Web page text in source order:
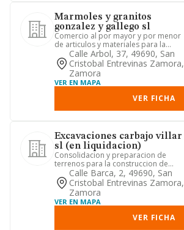
Marmoles y granitos
gonzalez y gallego sl
Comercio al por mayor y por menor
de articulos y materiales para la
construccion y ornamentacion de...
Calle Arbol, 37, 49690, San
Cristobal Entrevinas Zamora,
Zamora
VER EN MAPA
VER FICHA
Excavaciones carbajo villar
sl (en liquidacion)
Consolidacion y preparacion de
terrenos para la construccion de
edificaciones y la realizacion de o...
Calle Barca, 2, 49690, San
Cristobal Entrevinas Zamora,
Zamora
VER EN MAPA
VER FICHA